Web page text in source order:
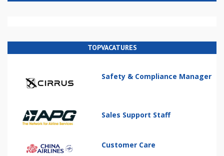
TOPVACATURES
Safety & Compliance Manager
Sales Support Staff
Customer Care